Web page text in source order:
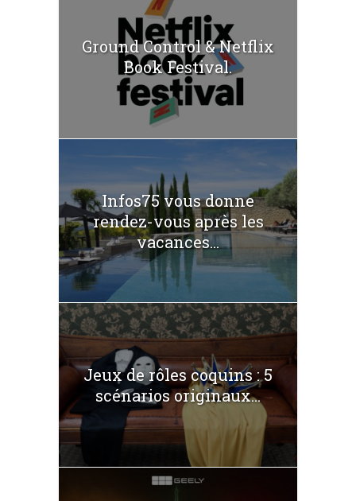
Ground Control & Netflix
Book Festival.
Infos75 vous donne
rendez-vous après les
vacances...
Jeux de rôles coquins : 5
scénarios originaux...